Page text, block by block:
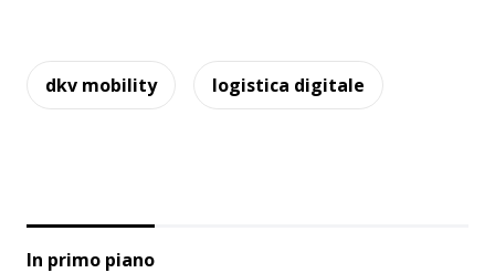
dkv mobility logistica digitale
In primo piano